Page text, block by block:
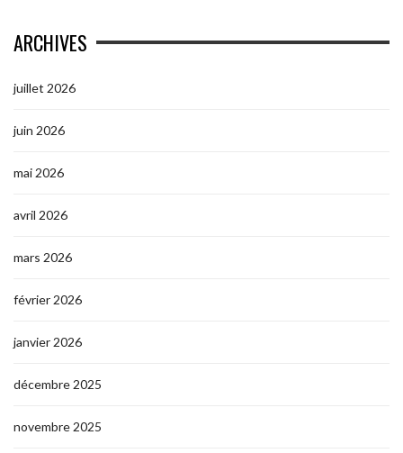
ARCHIVES
juillet 2026
juin 2026
mai 2026
avril 2026
mars 2026
février 2026
janvier 2026
décembre 2025
novembre 2025